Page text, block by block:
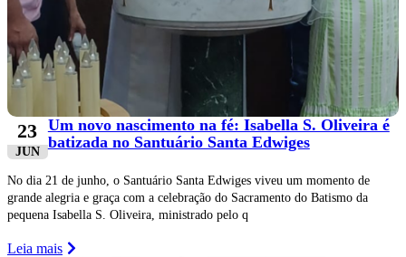
23
JUN
Um novo nascimento na fé: Isabella S. Oliveira é
batizada no Santuário Santa Edwiges
No dia 21 de junho, o Santuário Santa Edwiges viveu um momento de
grande alegria e graça com a celebração do Sacramento do Batismo da
pequena Isabella S. Oliveira, ministrado pelo q
Leia mais